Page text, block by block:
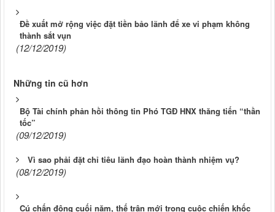
Đề xuất mở rộng việc đặt tiền bảo lãnh để xe vi phạm không
thành sắt vụn
(12/12/2019)
Những tin cũ hơn
Bộ Tài chính phản hồi thông tin Phó TGĐ HNX thăng tiến “thần
tốc”
(09/12/2019)
Vì sao phải đặt chỉ tiêu lãnh đạo hoàn thành nhiệm vụ?
(08/12/2019)
Cú chấn động cuối năm, thế trận mới trong cuộc chiến khốc